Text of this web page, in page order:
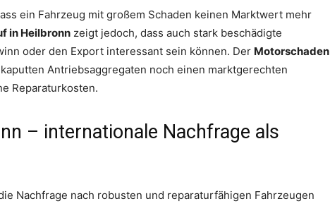
ein Fahrzeug mit großem Schaden keinen Marktwert mehr
in Heilbronn zeigt jedoch, dass auch stark beschädigte
oder den Export interessant sein können. Der Motorschaden
Antriebsaggregaten noch einen marktgerechten
Reparaturkosten.
– internationale Nachfrage als
Nachfrage nach robusten und reparaturfähigen Fahrzeugen